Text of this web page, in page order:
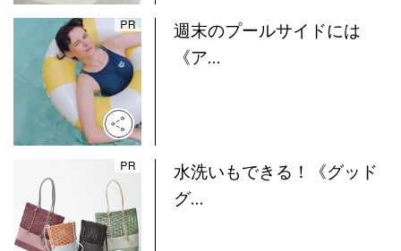
週末のプールサイドには
《ア...
水洗いもできる！《グッド
グ...